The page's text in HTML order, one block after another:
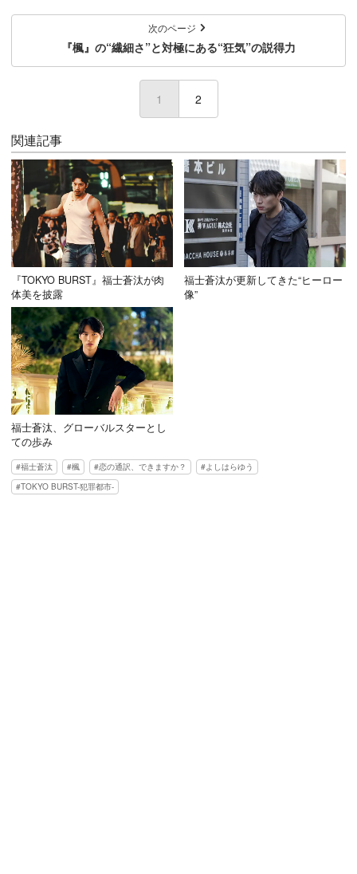
次のページ
『楓』の“繊細さ”と対極にある“狂気”の説得力
1 (current)
2
関連記事
『TOKYO BURST』福士蒼汰が肉
体美を披露
福士蒼汰が更新してきた“ヒーロー
像”
福士蒼汰、グローバルスターとし
ての歩み
福士蒼汰 楓 恋の通訳、できますか？
よしはらゆう
TOKYO BURST-犯罪都市-